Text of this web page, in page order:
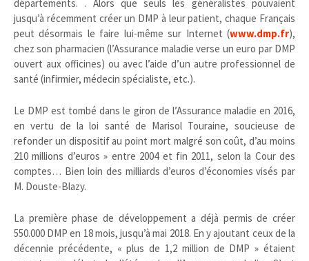
départements. . Alors que seuls les généralistes pouvaient
jusqu’à récemment créer un DMP à leur patient, chaque Français
peut désormais le faire lui-même sur Internet (www.dmp.fr),
chez son pharmacien (l’Assurance maladie verse un euro par DMP
ouvert aux officines) ou avec l’aide d’un autre professionnel de
santé (infirmier, médecin spécialiste, etc.).
Le DMP est tombé dans le giron de l’Assurance maladie en 2016,
en vertu de la loi santé de Marisol Touraine, soucieuse de
refonder un dispositif au point mort malgré son coût, d’au moins
210 millions d’euros » entre 2004 et fin 2011, selon la Cour des
comptes… Bien loin des milliards d’euros d’économies visés par
M. Douste-Blazy.
La première phase de développement a déjà permis de créer
550.000 DMP en 18 mois, jusqu’à mai 2018. En y ajoutant ceux de la
décennie précédente, « plus de 1,2 million de DMP » étaient